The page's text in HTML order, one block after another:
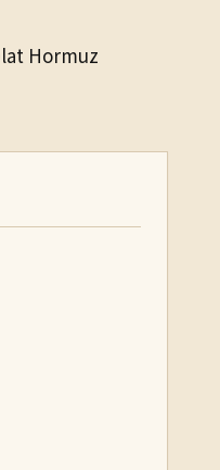
Hormuz